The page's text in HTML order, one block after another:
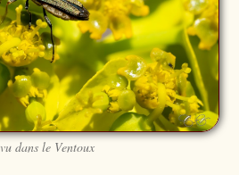
vu dans le Ventoux